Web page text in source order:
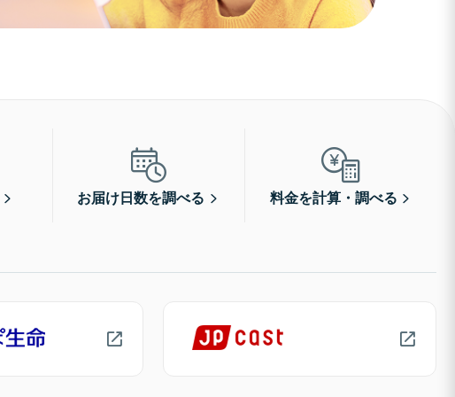
お届け日数を調べる 料金を計算・調べる